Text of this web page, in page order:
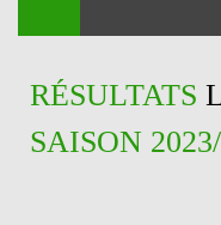
RÉSULTATS
SAISON